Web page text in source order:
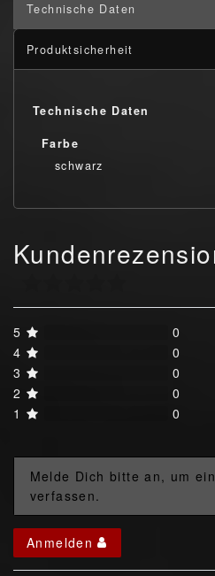
Technische Daten
Produktsicherheit
Technische Daten
Farbe
schwarz
5
0
4
0
3
0
2
0
1
0
Melde Dich bitte an, um
verfassen.
Anmelden